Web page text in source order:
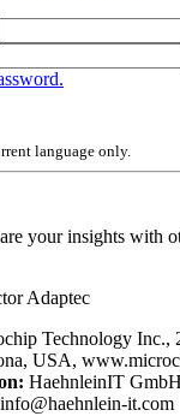
language only.
your insights with
Adaptec
Technology Inc.,
USA,
HaehnleinIT
it.com